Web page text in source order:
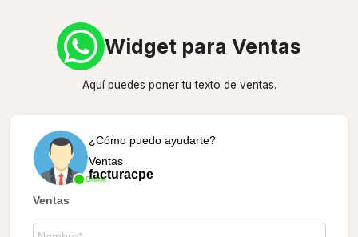
Widget para Ventas
Aquí puedes poner tu texto de ventas.
Online
¿Cómo puedo ayudarte?
Ventas
facturacpe
Ventas